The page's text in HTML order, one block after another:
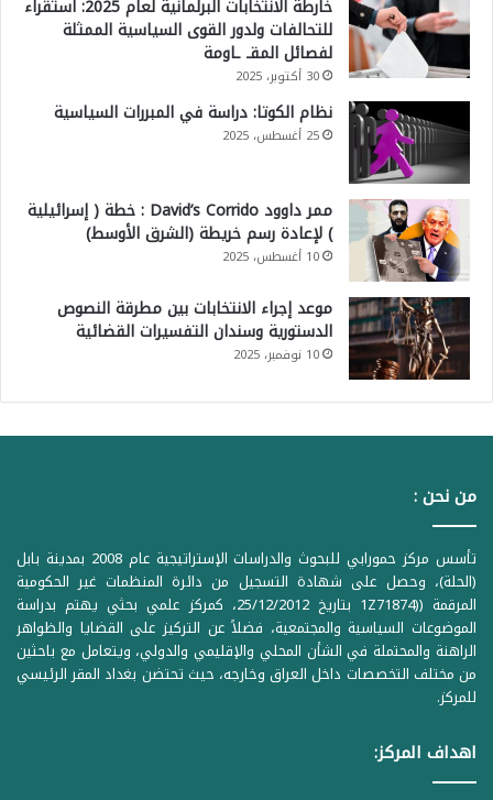
خارطة الانتخابات البرلمانية لعام 2025: استقراء
للتحالفات ولدور القوى السياسية الممثلة
لفصائل المقـ ـاومة
30 أكتوبر، 2025
نظام الكوتا: دراسة في المبررات السياسية
25 أغسطس، 2025
ممر داوود David’s Corrido : خطة ( إسرائيلية
) لإعادة رسم خريطة (الشرق الأوسط)
10 أغسطس، 2025
موعد إجراء الانتخابات بين مطرقة النصوص
الدستورية وسندان التفسيرات القضائية
10 نوفمبر، 2025
من نحن :
تأسس مركز حمورابي للبحوث والدراسات الإستراتيجية عام 2008 بمدينة بابل
(الحلة)، وحصل على شهادة التسجيل من دائرة المنظمات غير الحكومية
المرقمة ((1Z71874 بتاريخ 25/12/2012، كمركز علمي بحثي يهتم بدراسة
الموضوعات السياسية والمجتمعية، فضلاً عن التركيز على القضايا والظواهر
الراهنة والمحتملة في الشأن المحلي والإقليمي والدولي، ويتعامل مع باحثين
من مختلف التخصصات داخل العراق وخارجه، حيث تحتضن بغداد المقر الرئيسي
للمركز.
اهداف المركز: